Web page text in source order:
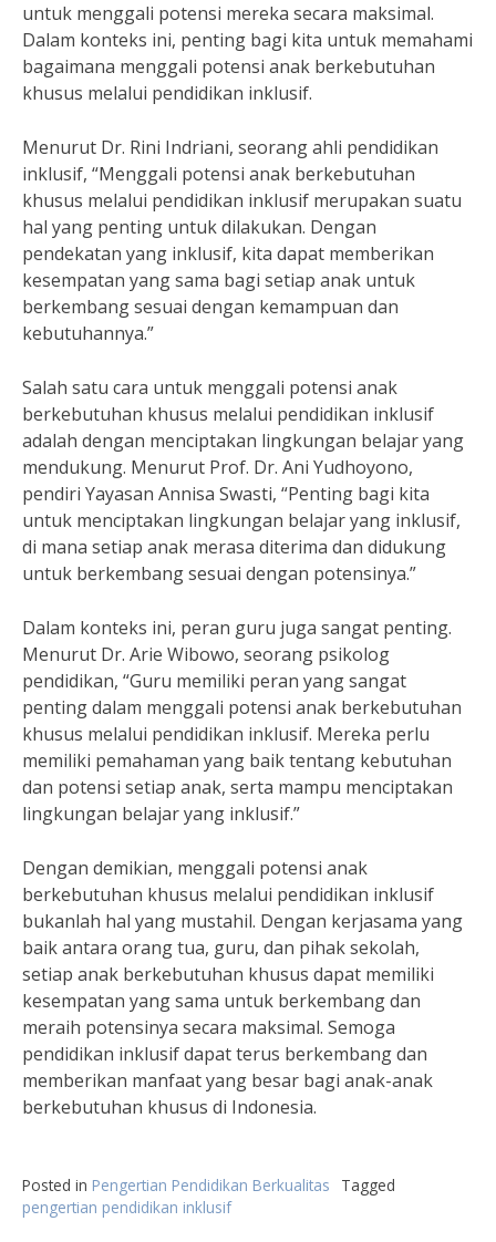
untuk menggali potensi mereka secara maksimal.
Dalam konteks ini, penting bagi kita untuk memahami
bagaimana menggali potensi anak berkebutuhan
khusus melalui pendidikan inklusif.
Menurut Dr. Rini Indriani, seorang ahli pendidikan
inklusif, “Menggali potensi anak berkebutuhan
khusus melalui pendidikan inklusif merupakan suatu
hal yang penting untuk dilakukan. Dengan
pendekatan yang inklusif, kita dapat memberikan
kesempatan yang sama bagi setiap anak untuk
berkembang sesuai dengan kemampuan dan
kebutuhannya.”
Salah satu cara untuk menggali potensi anak
berkebutuhan khusus melalui pendidikan inklusif
adalah dengan menciptakan lingkungan belajar yang
mendukung. Menurut Prof. Dr. Ani Yudhoyono,
pendiri Yayasan Annisa Swasti, “Penting bagi kita
untuk menciptakan lingkungan belajar yang inklusif,
di mana setiap anak merasa diterima dan didukung
untuk berkembang sesuai dengan potensinya.”
Dalam konteks ini, peran guru juga sangat penting.
Menurut Dr. Arie Wibowo, seorang psikolog
pendidikan, “Guru memiliki peran yang sangat
penting dalam menggali potensi anak berkebutuhan
khusus melalui pendidikan inklusif. Mereka perlu
memiliki pemahaman yang baik tentang kebutuhan
dan potensi setiap anak, serta mampu menciptakan
lingkungan belajar yang inklusif.”
Dengan demikian, menggali potensi anak
berkebutuhan khusus melalui pendidikan inklusif
bukanlah hal yang mustahil. Dengan kerjasama yang
baik antara orang tua, guru, dan pihak sekolah,
setiap anak berkebutuhan khusus dapat memiliki
kesempatan yang sama untuk berkembang dan
meraih potensinya secara maksimal. Semoga
pendidikan inklusif dapat terus berkembang dan
memberikan manfaat yang besar bagi anak-anak
berkebutuhan khusus di Indonesia.
Posted in Pengertian Pendidikan Berkualitas
Tagged
pengertian pendidikan inklusif